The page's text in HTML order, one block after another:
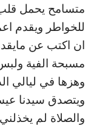
متسامح يحمل قلب
للخواطر ويقدم
ان اكتب عن
مسبحة الفية
وهزها في ليالي
ويتصدق سيدنا
والصلاة لم